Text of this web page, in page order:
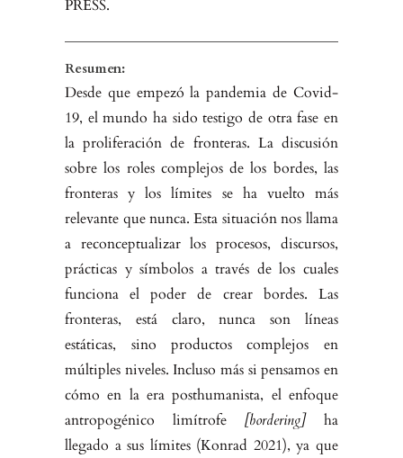
PRESS.
Resumen:
Desde que empezó la pandemia de Covid-
19, el mundo ha sido testigo de otra fase en
la proliferación de fronteras. La discusión
sobre los roles com­plejos de los bordes, las
fronteras y los límites se ha vuelto más
relevante que nunca. Esta situación nos llama
a reconceptualizar los procesos, discursos,
prácticas y símbolos a través de los cuales
funciona el poder de crear bordes. Las
fronteras, está claro, nunca son líneas
estáticas, sino productos complejos en
múltiples niveles. Incluso más si pensamos en
cómo en la era posthuma­nista, el enfoque
antropogénico limítrofe [bordering]ha
llegado a sus límites (Konrad 2021), ya que